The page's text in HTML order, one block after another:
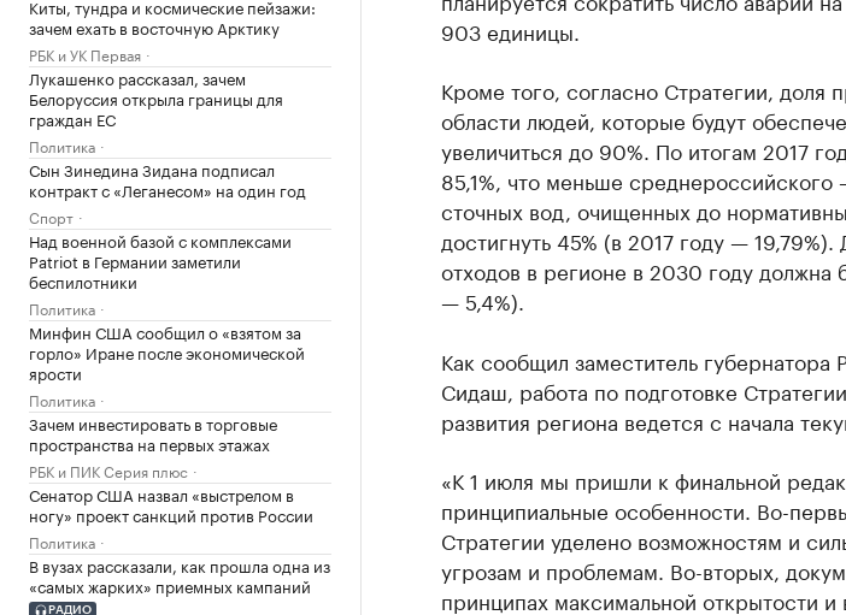
Киты, тундра и космические пейзажи:
зачем ехать в восточную Арктику
РБК и УК Первая
Лукашенко рассказал, зачем
Белоруссия открыла границы для
граждан ЕС
Политика
Сын Зинедина Зидана подписал
контракт с «Леганесом» на один год
Спорт
Над военной базой с комплексами
Patriot в Германии заметили
беспилотники
Политика
Минфин США сообщил о «взятом за
горло» Иране после экономической
ярости
Политика
Зачем инвестировать в торговые
пространства на первых этажах
РБК и ПИК Серия плюс
Сенатор США назвал «выстрелом в
ногу» проект санкций против России
Политика
В вузах рассказали, как прошла одна из
«самых жарких» приемных кампаний
РАДИО
903 единицы.
Кроме того, согласно Стратегии, доля
области людей, которые будут
увеличиться до 90%. По итогам 2017
85,1%, что меньше
сточных вод, очищенных до
достигнуть 45% (в 2017 году —
отходов в регионе в 2030 году должна
— 5,4%).
Как сообщил заместитель губернатора
Сидаш, работа по подготовке
развития региона ведется с начала
«К 1 июля мы пришли к финальной
принципиальные особенности. Во-
Стратегии уделено возможностям и
угрозам и проблемам. Во-вторых,
принципах максимальной открытости и